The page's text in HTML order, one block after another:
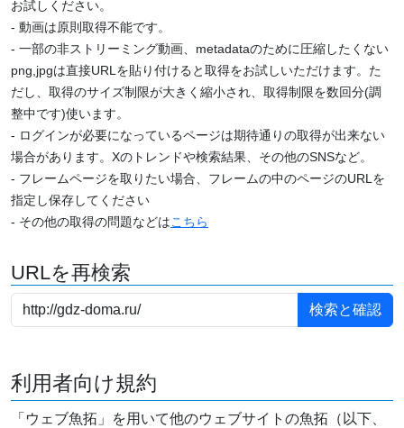
お試しください。
- 動画は原則取得不能です。
- 一部の非ストリーミング動画、metadataのために圧縮したくない
png,jpgは直接URLを貼り付けると取得をお試しいただけます。た
だし、取得のサイズ制限が大きく縮小され、取得制限を数回分(調
整中です)使います。
- ログインが必要になっているページは期待通りの取得が出来ない
場合があります。Xのトレンドや検索結果、その他のSNSなど。
- フレームページを取りたい場合、フレームの中のページのURLを
指定し保存してください
- その他の取得の問題などはこちら
URLを再検索
利用者向け規約
「ウェブ魚拓」を用いて他のウェブサイトの魚拓（以下、